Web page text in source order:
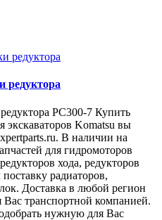
редуктора
PC300-7 Купить
экскаваторов Komatsu вы
В наличии на
для гидромоторов
хода, редукторов
радиаторов,
Доставка в любой регион
транспортной компанией.
нужную для Вас